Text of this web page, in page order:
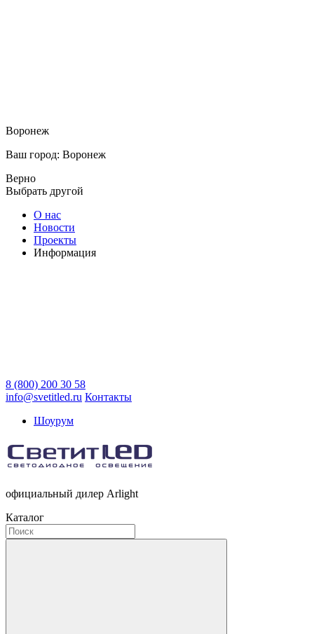
Воронеж
Ваш город: Воронеж
Верно
Выбрать другой
О нас
Новости
Проекты
Информация
8 (800) 200 30 58
info@svetitled.ru Контакты
Шоурум
официальный дилер Arlight
Каталог